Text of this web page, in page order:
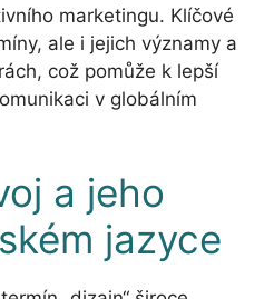
marketingu. Klíčové
ale i jejich významy a
což pomůže k lepší
v globálním
a jeho
jazyce